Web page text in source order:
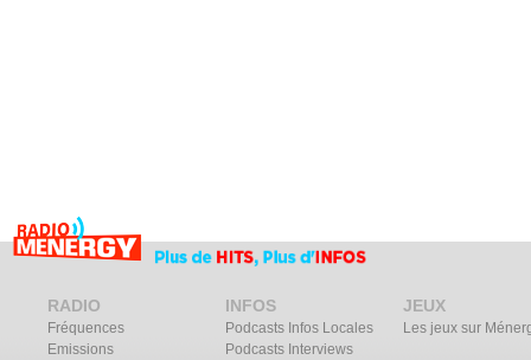
RADIO
Fréquences
Emissions
INFOS
Podcasts Infos Locales
Podcasts Interviews
JEUX
Les jeux sur